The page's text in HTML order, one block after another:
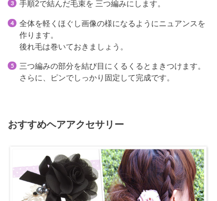
手順2で結んだ毛束を 三つ編みにします。
全体を軽くほぐし画像の様になるようにニュアンスを
作ります。
後れ毛は巻いておきましょう。
三つ編みの部分を結び目にくるくるとまきつけます。
さらに、ピンでしっかり固定して完成です。
おすすめヘアアクセサリー